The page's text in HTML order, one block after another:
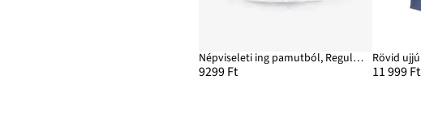
Népviseleti ing pamutból, Regular Fit
9299 Ft 11 999 Ft